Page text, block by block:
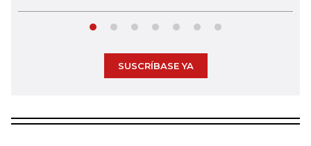
SUSCRÍBASE YA